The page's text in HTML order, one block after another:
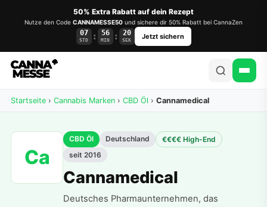
50% Extra Rabatt auf dein Rezept
Nutze den Code CANNAMESSE50 und sichere dir 50% Rabatt bei CannaZen
07
STD : 56
MIN : 20
SEK Jetzt sichern
Startseite › Cannabis Marken › CBD Öl › Cannamedical
Ca
CBD Öl Deutschland
€€€€ High-End
seit 2016
Cannamedical
Deutsches Pharmaunternehmen, das